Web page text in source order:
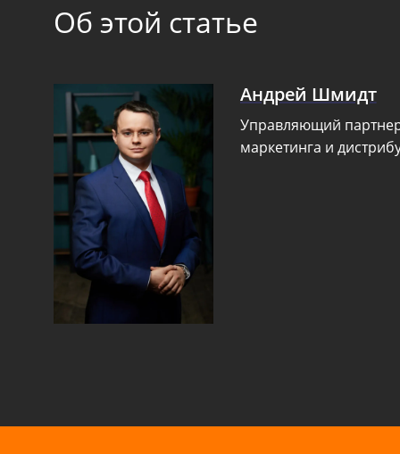
Об этой статье
Андрей Шмидт
Управляющий
маркетинга и